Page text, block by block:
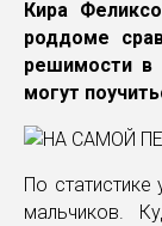
Кира
роддоме
решимости
могут
По
мальчиков.